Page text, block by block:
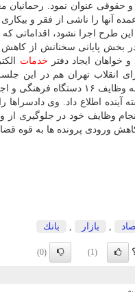
حقوقی عنوان نمود. رحمانیان
آنها را ناشی از فقر و
طرح اجرا نشود، اقداماتی که
خواهان ایجاد دفتر خدمات
انقلاب تهران هم در این
اعتمادساز خواند و با
اطلاع داد. وی دادسراها
وظایف خود در جلوگیری
ورودی پرونده ها به قوه
بازار بانك
(1)
(0)